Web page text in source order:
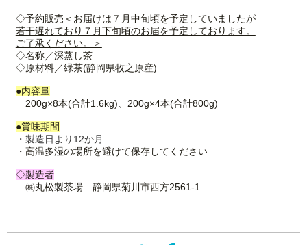
◇予約販売 ＜お届けは７月中旬頃を予定していましたが
若干遅れており７月下旬頃のお届を予定しております。
ご了承ください。＞
◇名称／深蒸し茶
◇原材料／緑茶(静岡県牧之原産)
●内容量
200g×8本(合計1.6kg)、200g×4本(合計800g)
●賞味期間
・製造日より12か月
・高温多湿の場所を避けて保存してください
◇製造者
㈱丸松製茶場 静岡県菊川市西方2561-1